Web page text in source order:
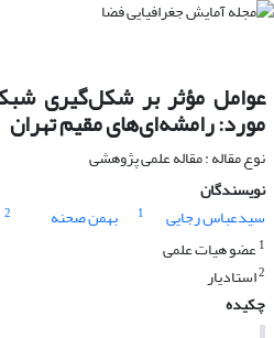
عوامل مؤثر بر شکل‌گیری
مورد: رامشه‌ای‌های مقیم تهران
نوع مقاله : مقاله علمی پژوهشی
نویسندگان
سیدعباس رجایی
1 بهمن صحنه
2
1عضو هیات علمی
2استادیار
چکیده